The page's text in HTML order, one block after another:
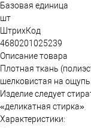
Базовая единица
шт
ШтрихКод
4680201025239
Описание товара
Плотная ткань
шелковистая на
Изделие следует
«деликатная стирка»
Характеристики: